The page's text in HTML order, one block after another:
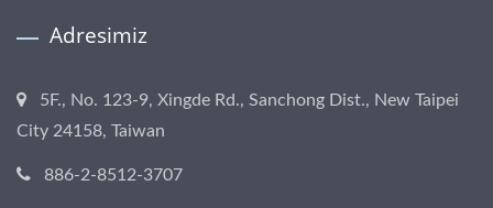
Adresimiz
5F., No. 123-9, Xingde Rd., Sanchong Dist., New Taipei
City 24158, Taiwan
886-2-8512-3707